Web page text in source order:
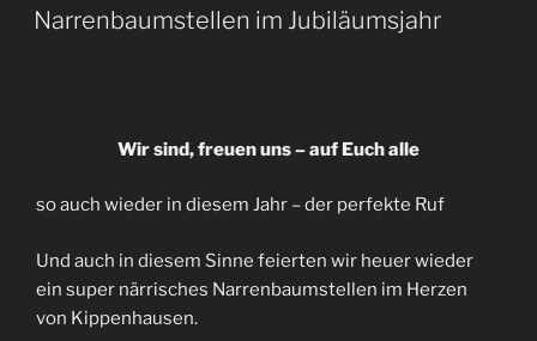
AM
Narrenbaumstellen im Jubiläumsjahr
Wir sind, freuen uns – auf Euch alle
so auch wieder in diesem Jahr – der perfekte Ruf
Und auch in diesem Sinne feierten wir heuer wieder
ein super närrisches Narrenbaumstellen im Herzen
von Kippenhausen.